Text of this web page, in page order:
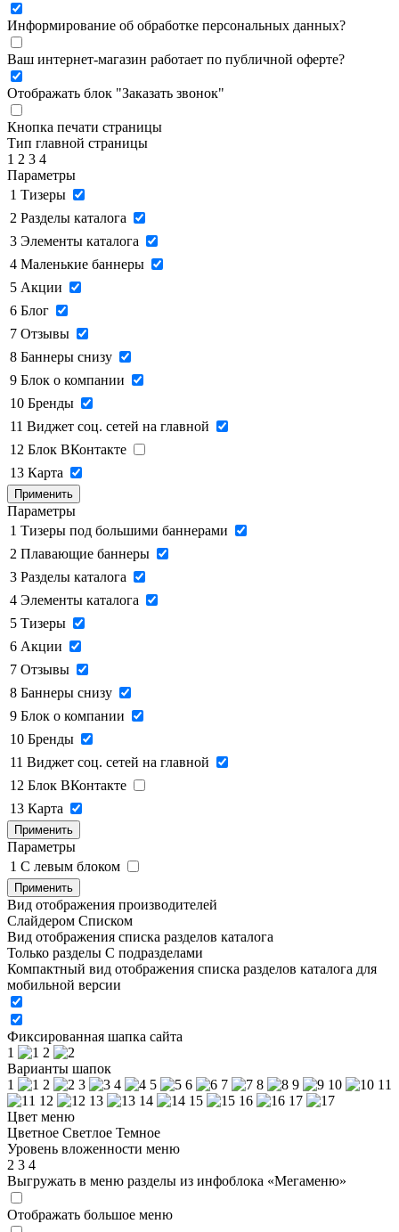
Информирование об обработке персональных данных?
Ваш интернет-магазин работает по публичной оферте?
Отображать блок "Заказать звонок"
Кнопка печати страницы
Тип главной страницы
1 2 3 4
Параметры
1 Тизеры
2 Разделы каталога
3 Элементы каталога
4 Маленькие баннеры
5 Акции
6 Блог
7 Отзывы
8 Баннеры снизу
9 Блок о компании
10 Бренды
11 Виджет соц. сетей на главной
12 Блок ВКонтакте
13 Карта
Применить
Параметры
1 Тизеры под большими баннерами
2 Плавающие баннеры
3 Разделы каталога
4 Элементы каталога
5 Тизеры
6 Акции
7 Отзывы
8 Баннеры снизу
9 Блок о компании
10 Бренды
11 Виджет соц. сетей на главной
12 Блок ВКонтакте
13 Карта
Применить
Параметры
1 C левым блоком
Применить
Вид отображения производителей
Слайдером Списком
Вид отображения списка разделов каталога
Только разделы С подразделами
Компактный вид отображения списка разделов каталога для
мобильной версии
Фиксированная шапка сайта
1
2
Варианты шапок
1
2 3 4 5 6 7 8 9 10
11
12
13 14 15 16
17
Цвет меню
Цветное Светлое Темное
Уровень вложенности меню
2 3 4
Выгружать в меню разделы из инфоблока «Мегаменю»
Отображать большое меню